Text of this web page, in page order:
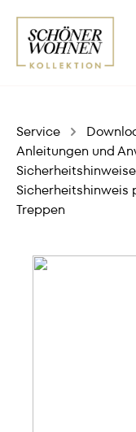
Service
Anleitungen und
Sicherheitshinweis
Treppen